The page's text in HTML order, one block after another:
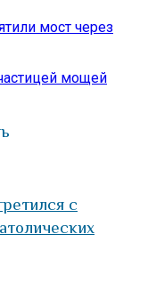
мост через
мощей
с